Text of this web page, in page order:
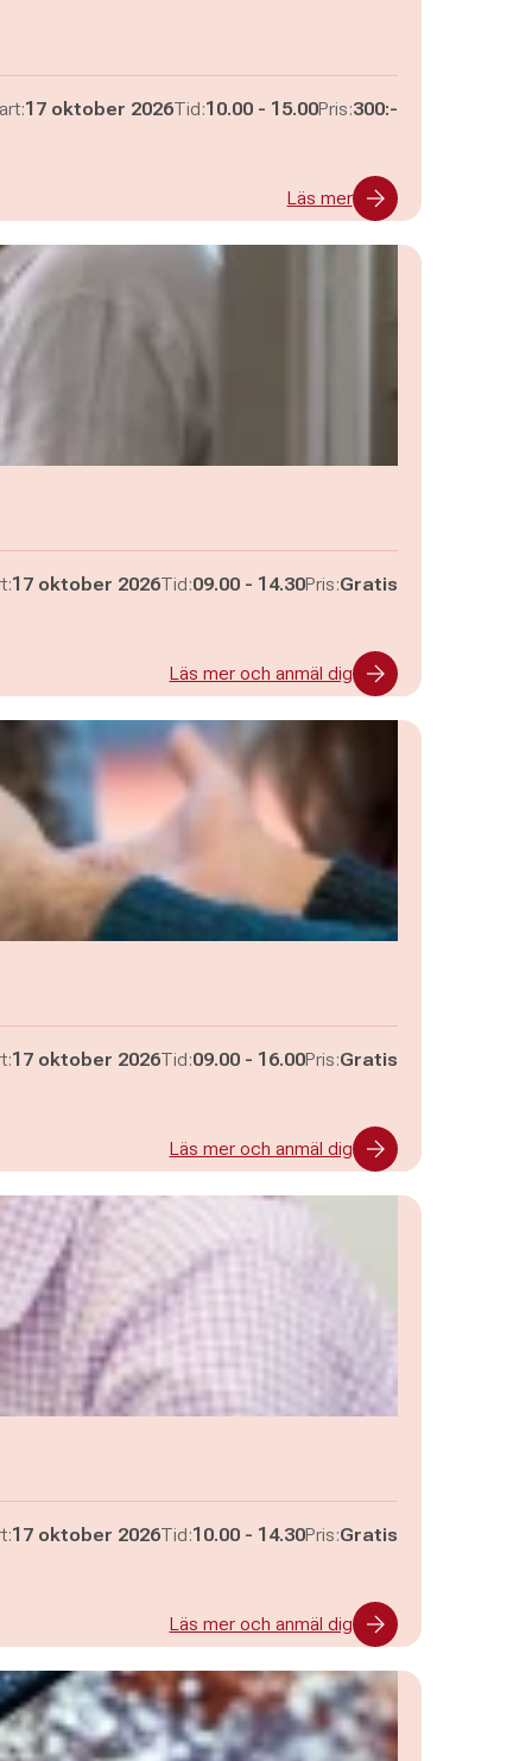
17 oktober 2026Tid:Pågår mellan
10.00 - och
15.00Pris:300:-
Läs mer
17 oktober 2026Tid:Pågår mellan
09.00 - och
14.30Pris:Gratis
Läs mer och anmäl dig
17 oktober 2026Tid:Pågår mellan
09.00 - och
16.00Pris:Gratis
Läs mer och anmäl dig
17 oktober 2026Tid:Pågår mellan
10.00 - och
14.30Pris:Gratis
Läs mer och anmäl dig